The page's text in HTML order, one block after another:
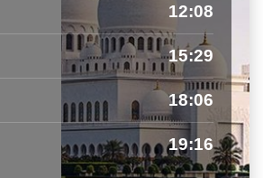
12:08
15:29
18:06
19:16